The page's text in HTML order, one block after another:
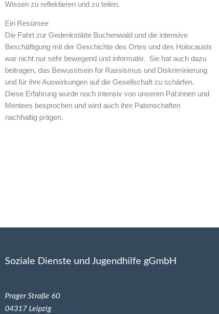
Wissen zu reflektieren und zu teilen.
Ein Resümee
Die Fahrt zur Gedenkstätte Buchenwald und die intensive
Beschäftigung mit der Geschichte des Ortes und des Holocausts
war nicht nur sehr bewegend und informativ. Sie hat auch dazu
beitragen, das Bewusstsein für Rassismus und Diskriminierung
und für ihre Auswirkungen auf die Gesellschaft zu schärfen.
Diese Erfahrung wurde noch intensiv von unseren Pat:innen und
Mentees besprochen und wird auch ihre Patenschaften
nachhaltig prägen.
Soziale Dienste und Jugendhilfe gGmbH
Prager Straße 60
04317 Leipzig